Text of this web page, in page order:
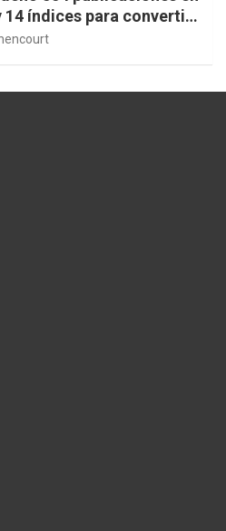
14 índices para convertir
en memoria pública